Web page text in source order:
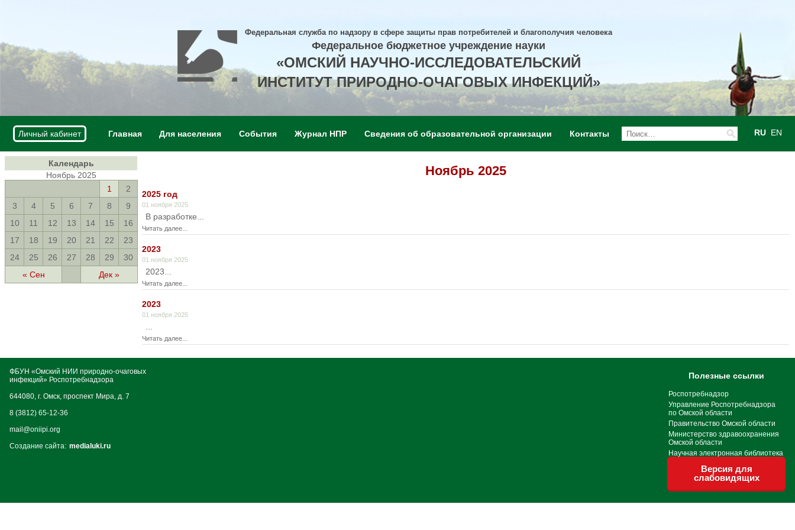
Федеральная служба по надзору в сфере защиты прав потребителей и благополучия человека
Федеральное бюджетное учреждение науки
«ОМСКИЙ НАУЧНО-ИССЛЕДОВАТЕЛЬСКИЙ
ИНСТИТУТ ПРИРОДНО-ОЧАГОВЫХ ИНФЕКЦИЙ»
Личный кабинет RU EN
Главная Для населения События Журнал НПР Сведения об образовательной организации Контакты
Календарь
Ноябрь 2025
« Сен Дек »
1
2
3
4 5 6 7 8
9
10
11 12 13 14 15
16
17
18 19 20 21 22
23
24
25 26 27 28 29 30
Ноябрь 2025
2025 год
01 ноября 2025
В разработке...
Читать далее...
2023
01 ноября 2025
2023...
Читать далее...
2023
01 ноября 2025
Читать далее...
ФБУН «Омский НИИ природно-очаговых
инфекций» Роспотребнадзора
644080, г. Омск, проспект Мира, д. 7
8 (3812) 65-12-36
mail@oniipi.org
Создание сайта: medialuki.ru
Полезные ссылки
Роспотребнадзор
Управление Роспотребнадзора
по Омской области
Правительство Омской области
Министерство здравоохранения
Омской области
Научная электронная библиотека
Версия для
слабовидящих